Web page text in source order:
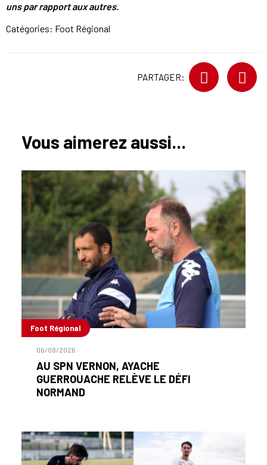
uns par rapport aux autres.
Catégories: Foot Régional
PARTAGER:
Vous aimerez aussi...
Foot Régional
06/08/2026
AU SPN VERNON, AYACHE
GUERROUACHE RELÈVE LE DÉFI
NORMAND